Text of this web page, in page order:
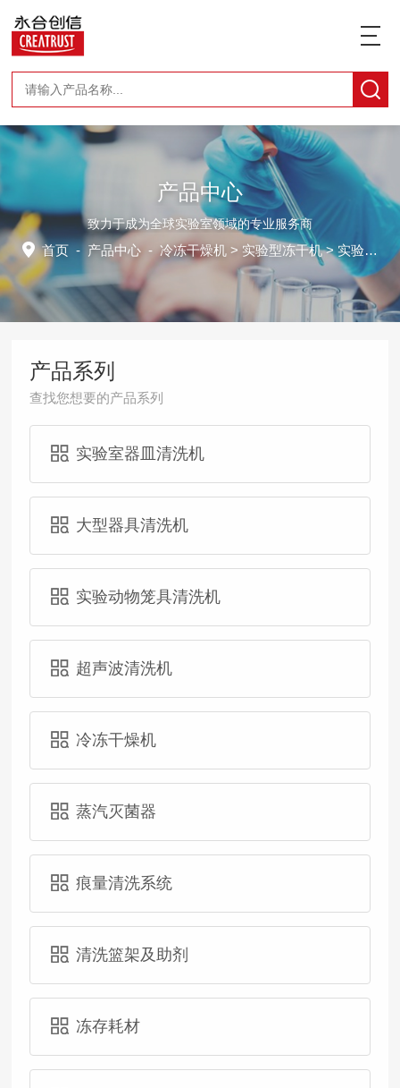
产品中心
致力于成为全球实验室领域的专业服务商
首页 - 产品中心 -冷冻干燥机 > 实验型冻干机> 实验室冷冻干燥机CTFD-10S-U
产品系列
查找您想要的产品系列
实验室器皿清洗机
大型器具清洗机
实验动物笼具清洗机
超声波清洗机
冷冻干燥机
蒸汽灭菌器
痕量清洗系统
清洗篮架及助剂
冻存耗材